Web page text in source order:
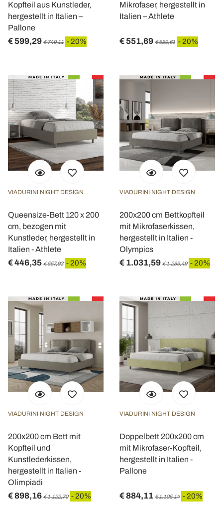
Kopfteil aus Kunstleder,
hergestellt in Italien –
Pallone
€ 599,29 € 749,11 - 20%
Mikrofaser, hergestellt in
Italien – Athlete
€ 551,69 € 689,61 - 20%
VIADURINI NIGHT DESIGN
Queensize-Bett 120 x 200
cm, bezogen mit
Kunstleder, hergestellt in
Italien - Athlete
€ 446,35 € 557,93 - 20%
VIADURINI NIGHT DESIGN
200x200 cm Bettkopfteil
mit Mikrofaserkissen,
hergestellt in Italien -
Olympics
€ 1.031,59 € 1.289,49 - 20%
VIADURINI NIGHT DESIGN
200x200 cm Bett mit
Kopfteil und
Kunstlederkissen,
hergestellt in Italien -
Olimpiadi
€ 898,16 € 1.122,70 - 20%
VIADURINI NIGHT DESIGN
Doppelbett 200x200 cm
mit Mikrofaser-Kopfteil,
hergestellt in Italien -
Pallone
€ 884,11 € 1.105,14 - 20%